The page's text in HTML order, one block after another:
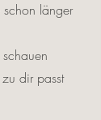
schon länger
dir passt